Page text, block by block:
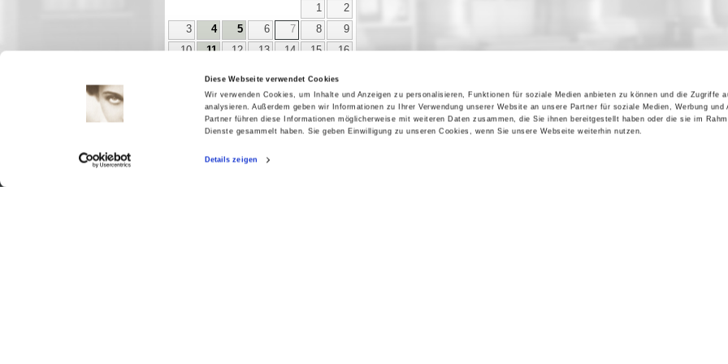
Diese Webseite verwendet Cookies
Wir verwenden Cookies, um Inhalte und Anzeigen zu personalisieren, Funktionen für soziale Medien anbieten zu können und die Zugriffe
analysieren. Außerdem geben wir Informationen zu Ihrer Verwendung unserer Website an unsere Partner für soziale Medien, Werbung und
Partner führen diese Informationen möglicherweise mit weiteren Daten zusammen, die Sie ihnen bereitgestellt haben oder die sie im
Dienste gesammelt haben. Sie geben Einwilligung zu unseren Cookies, wenn Sie unsere Webseite weiterhin nutzen.
Details zeigen
1
2
3
4 5 6 7 8
9
10
11 12 13 14 15
16
25 26 27 28 29
30